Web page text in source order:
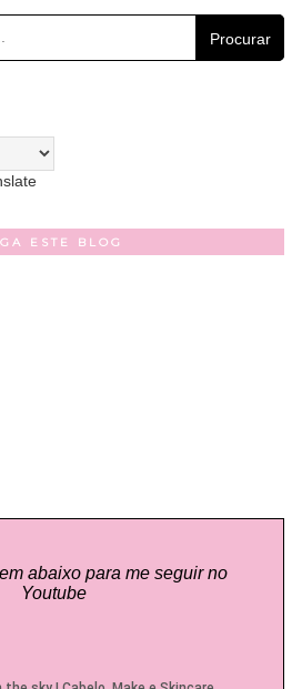
Procurar
ESTE BLOG
abaixo para me seguir no
Youtube